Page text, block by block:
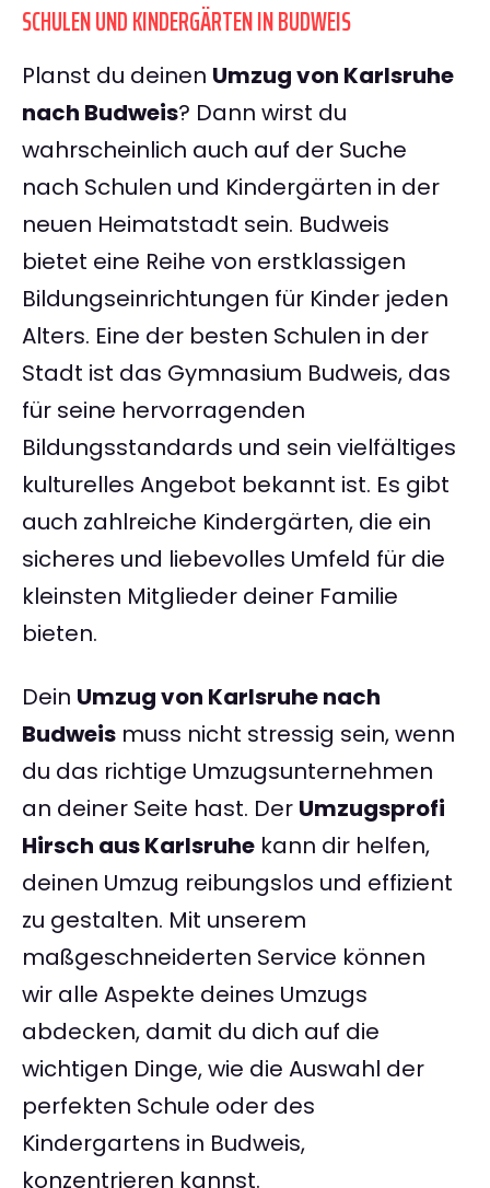
SCHULEN UND KINDERGÄRTEN IN BUDWEIS
Planst du deinen Umzug von Karlsruhe
nach Budweis? Dann wirst du
wahrscheinlich auch auf der Suche
nach Schulen und Kindergärten in der
neuen Heimatstadt sein. Budweis
bietet eine Reihe von erstklassigen
Bildungseinrichtungen für Kinder jeden
Alters. Eine der besten Schulen in der
Stadt ist das Gymnasium Budweis, das
für seine hervorragenden
Bildungsstandards und sein vielfältiges
kulturelles Angebot bekannt ist. Es gibt
auch zahlreiche Kindergärten, die ein
sicheres und liebevolles Umfeld für die
kleinsten Mitglieder deiner Familie
bieten.
Dein Umzug von Karlsruhe nach
Budweis muss nicht stressig sein, wenn
du das richtige Umzugsunternehmen
an deiner Seite hast. Der Umzugsprofi
Hirsch aus Karlsruhe kann dir helfen,
deinen Umzug reibungslos und effizient
zu gestalten. Mit unserem
maßgeschneiderten Service können
wir alle Aspekte deines Umzugs
abdecken, damit du dich auf die
wichtigen Dinge, wie die Auswahl der
perfekten Schule oder des
Kindergartens in Budweis,
konzentrieren kannst.